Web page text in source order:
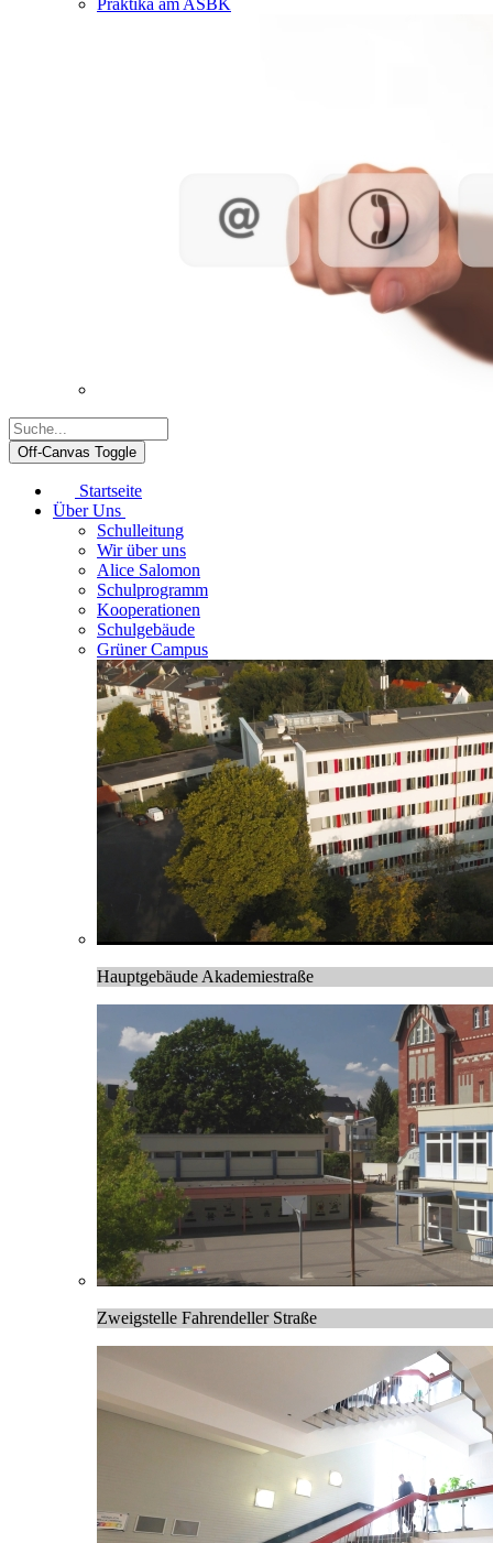
Praktika am ASBK
Off-Canvas Toggle
Startseite
Über Uns
Schulleitung
Wir über uns
Alice Salomon
Schulprogramm
Kooperationen
Schulgebäude
Grüner Campus
Hauptgebäude Akademiestraße
Zweigstelle Fahrendeller Straße